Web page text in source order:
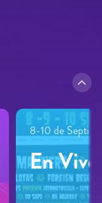
8-10 de
En